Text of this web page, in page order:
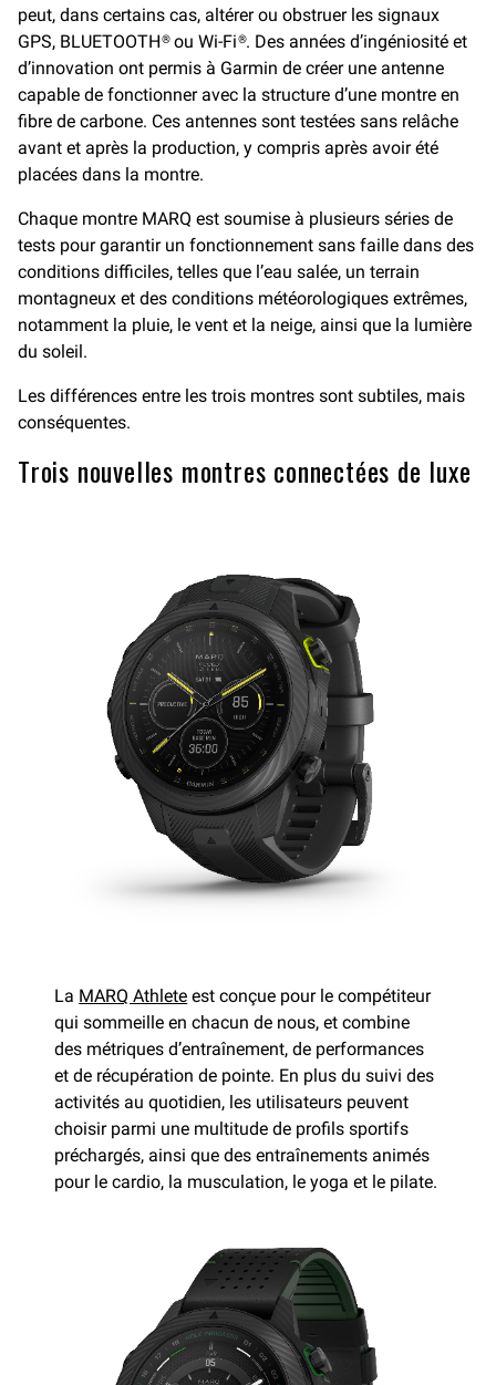
peut, dans certains cas, altérer ou obstruer les signaux
GPS, BLUETOOTH® ou Wi-Fi®. Des années d’ingéniosité et
d’innovation ont permis à Garmin de créer une antenne
capable de fonctionner avec la structure d’une montre en
fibre de carbone. Ces antennes sont testées sans relâche
avant et après la production, y compris après avoir été
placées dans la montre.
Chaque montre MARQ est soumise à plusieurs séries de
tests pour garantir un fonctionnement sans faille dans des
conditions difficiles, telles que l’eau salée, un terrain
montagneux et des conditions météorologiques extrêmes,
notamment la pluie, le vent et la neige, ainsi que la lumière
du soleil.
Les différences entre les trois montres sont subtiles, mais
conséquentes.
Trois nouvelles montres connectées de luxe
La MARQ Athlete est conçue pour le compétiteur
qui sommeille en chacun de nous, et combine
des métriques d’entraînement, de performances
et de récupération de pointe. En plus du suivi des
activités au quotidien, les utilisateurs peuvent
choisir parmi une multitude de profils sportifs
préchargés, ainsi que des entraînements animés
pour le cardio, la musculation, le yoga et le pilate.